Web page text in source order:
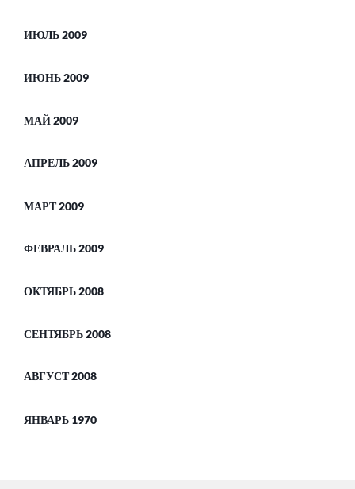
ИЮЛЬ 2009
ИЮНЬ 2009
МАЙ 2009
АПРЕЛЬ 2009
МАРТ 2009
ФЕВРАЛЬ 2009
ОКТЯБРЬ 2008
СЕНТЯБРЬ 2008
АВГУСТ 2008
ЯНВАРЬ 1970